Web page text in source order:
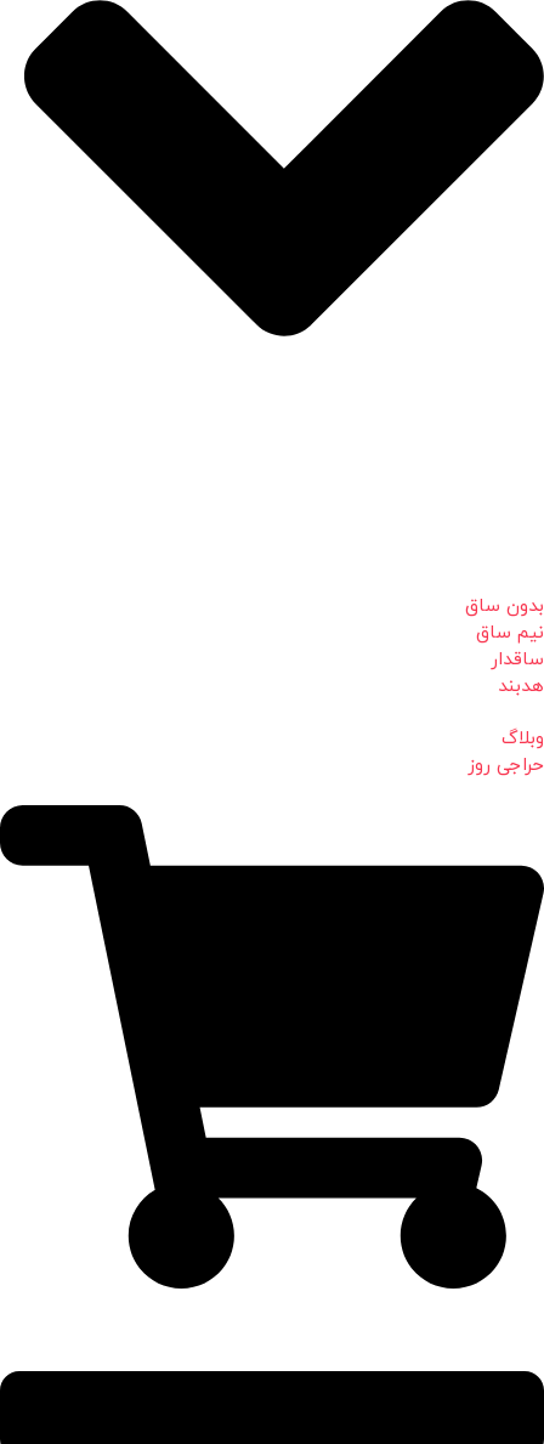
بدون ساق
نیم ساق
ساقدار
هدبند
وبلاگ
حراجی روز